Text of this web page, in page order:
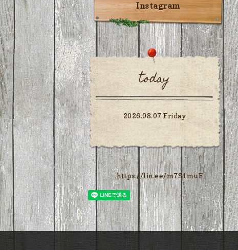
Instagram
today
2026.08.07 Friday
https://lin.ee/m7S1muF